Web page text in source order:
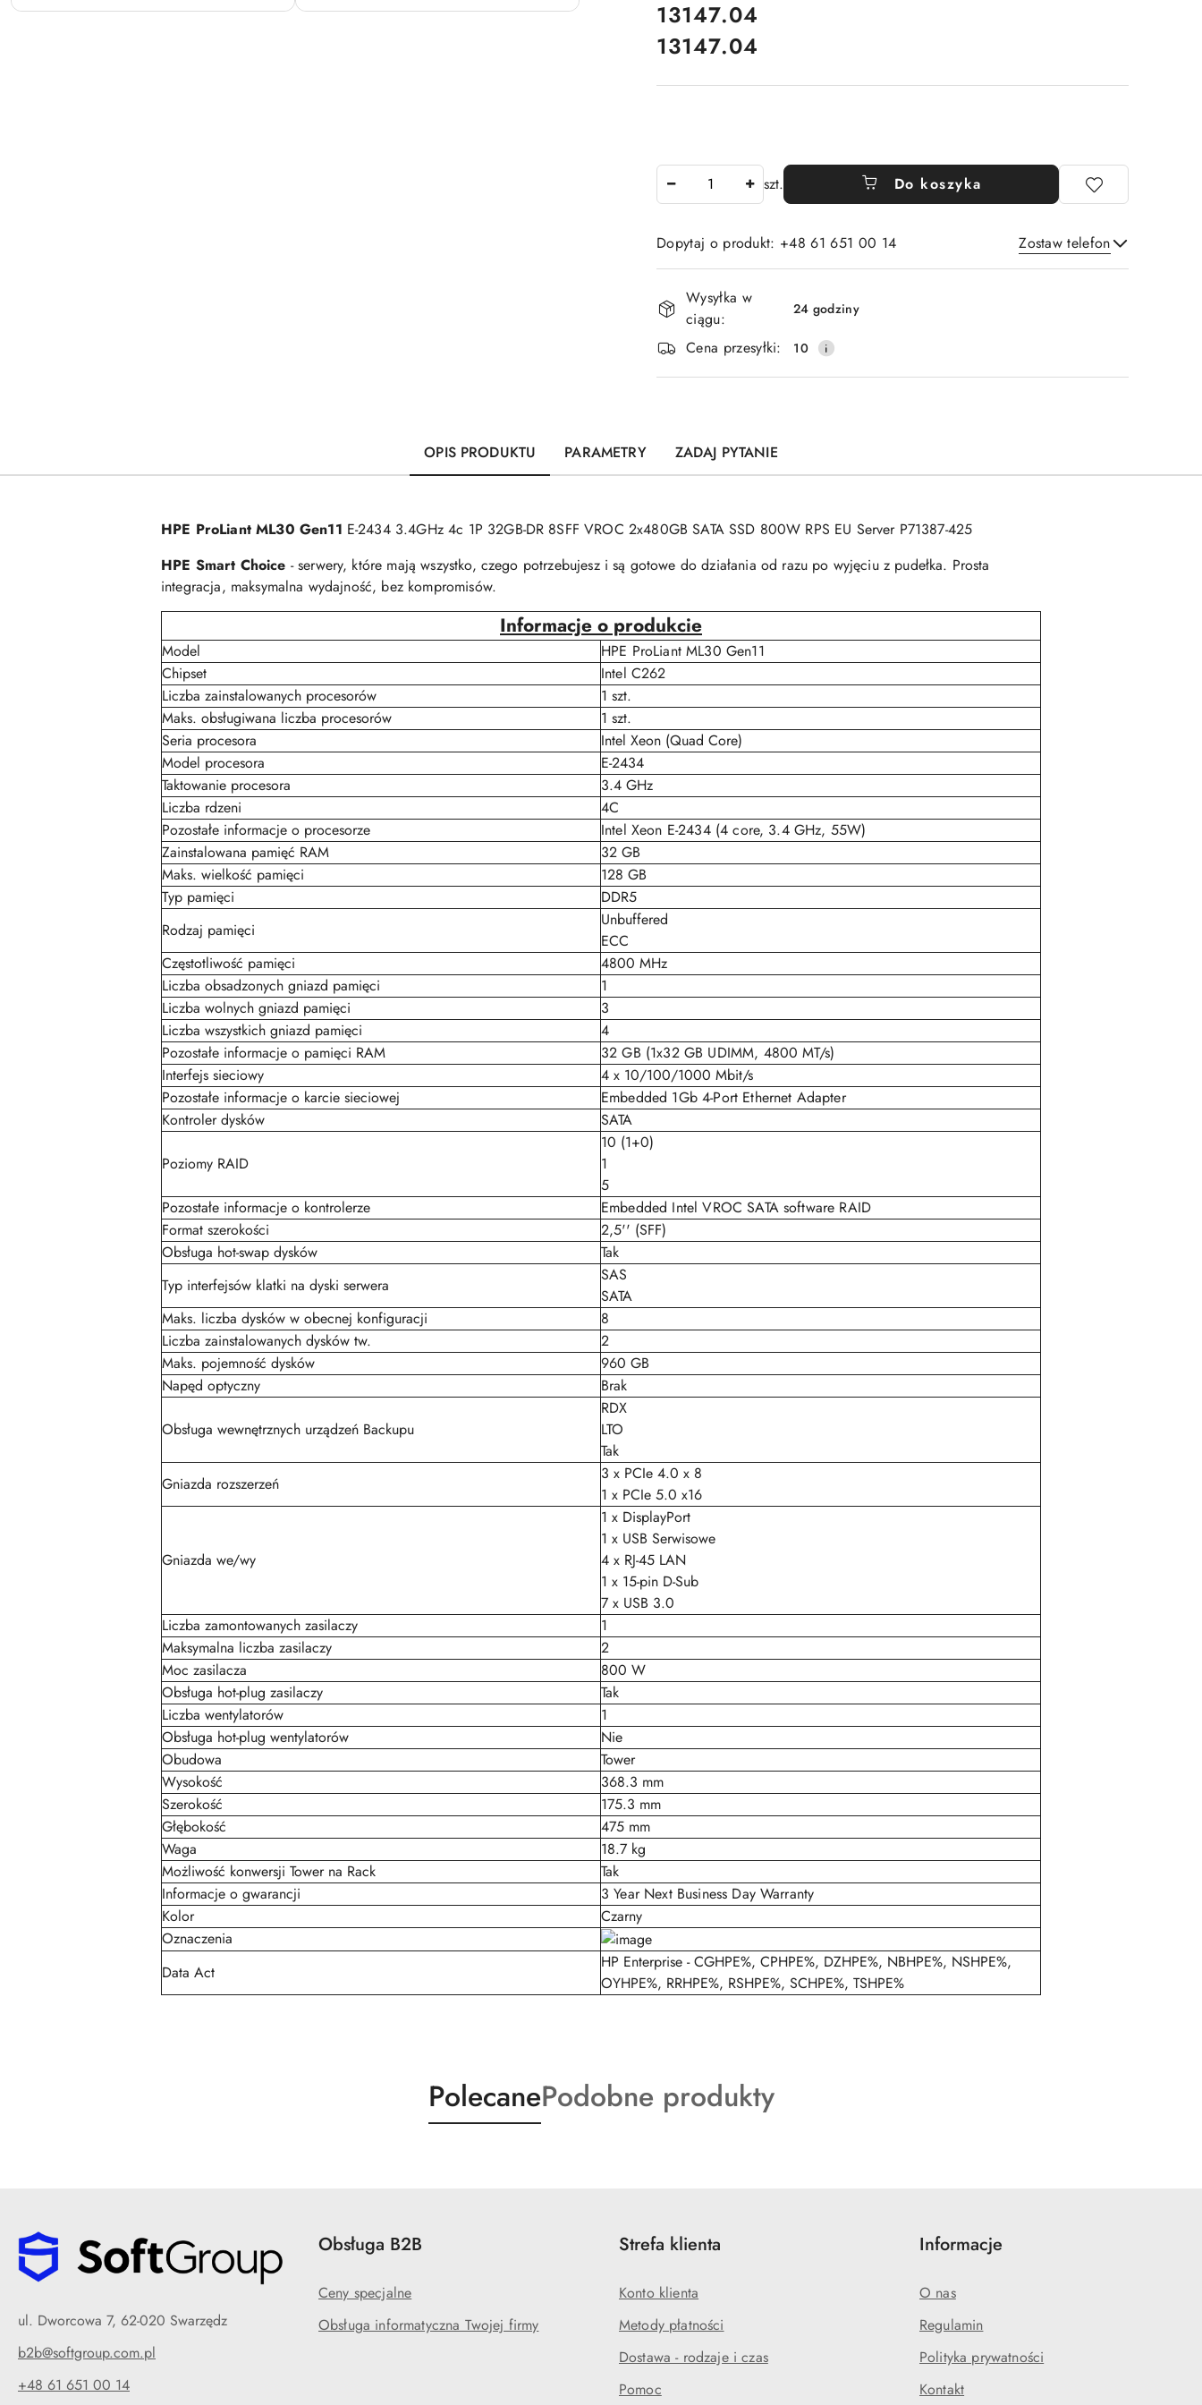
cena:
13147.04
Cena:
13147.04
szt. Do koszyka
Dopytaj o produkt: +48 61 651 00 14
Zostaw telefon
Wyślij
Dostępność
i
dostawa
Wysyłka w
ciągu:
24 godziny
Cena przesyłki: 10
OPIS PRODUKTU PARAMETRY ZADAJ PYTANIE
HPE ProLiant ML30 Gen11 E-2434 3.4GHz 4c 1P 32GB-DR 8SFF VROC 2x480GB SATA SSD 800W RPS EU Server P71387-425
HPE Smart Choice - serwery, które mają wszystko, czego potrzebujesz i są gotowe do działania od razu po wyjęciu z pudełka. Prosta
integracja, maksymalna wydajność, bez kompromisów.
Informacje o produkcie
Model
HPE ProLiant ML30 Gen11
Chipset
Intel C262
Liczba zainstalowanych procesorów
1 szt.
Maks. obsługiwana liczba procesorów
1 szt.
Seria procesora
Intel Xeon (Quad Core)
Model procesora
E-2434
Taktowanie procesora
3.4 GHz
Liczba rdzeni
4C
Pozostałe informacje o procesorze
Intel Xeon E-2434 (4 core, 3.4 GHz, 55W)
Zainstalowana pamięć RAM
32 GB
Maks. wielkość pamięci
128 GB
Typ pamięci
DDR5
Rodzaj pamięci
Unbuffered
ECC
Częstotliwość pamięci
4800 MHz
Liczba obsadzonych gniazd pamięci
1
Liczba wolnych gniazd pamięci
3
Liczba wszystkich gniazd pamięci
4
Pozostałe informacje o pamięci RAM
32 GB (1x32 GB UDIMM, 4800 MT/s)
Interfejs sieciowy
4 x 10/100/1000 Mbit/s
Pozostałe informacje o karcie sieciowej
Embedded 1Gb 4-Port Ethernet Adapter
Kontroler dysków
SATA
Poziomy RAID
10 (1+0)
1
5
Pozostałe informacje o kontrolerze
Embedded Intel VROC SATA software RAID
Format szerokości
2,5'' (SFF)
Obsługa hot-swap dysków
Tak
Typ interfejsów klatki na dyski serwera
SAS
SATA
Maks. liczba dysków w obecnej konfiguracji
8
Liczba zainstalowanych dysków tw.
2
Maks. pojemność dysków
960 GB
Napęd optyczny
Brak
Obsługa wewnętrznych urządzeń Backupu
RDX
LTO
Tak
Gniazda rozszerzeń
3 x PCIe 4.0 x 8
1 x PCIe 5.0 x16
Gniazda we/wy
1 x DisplayPort
1 x USB Serwisowe
4 x RJ-45 LAN
1 x 15-pin D-Sub
7 x USB 3.0
Liczba zamontowanych zasilaczy
1
Maksymalna liczba zasilaczy
2
Moc zasilacza
800 W
Obsługa hot-plug zasilaczy
Tak
Liczba wentylatorów
1
Obsługa hot-plug wentylatorów
Nie
Obudowa
Tower
Wysokość
368.3 mm
Szerokość
175.3 mm
Głębokość
475 mm
Waga
18.7 kg
Możliwość konwersji Tower na Rack
Tak
Informacje o gwarancji
3 Year Next Business Day Warranty
Kolor
Czarny
Oznaczenia
Data Act
HP Enterprise - CGHPE%, CPHPE%, DZHPE%, NBHPE%, NSHPE%,
OYHPE%, RRHPE%, RSHPE%, SCHPE%, TSHPE%
Produkty
o
PolecaneProdukty
o
Podobne produkty
ul. Dworcowa 7, 62-020 Swarzędz
b2b@softgroup.com.pl
+48 61 651 00 14
Obsługa B2B
Ceny specjalne
Obsługa informatyczna Twojej firmy
Strefa klienta
Konto klienta
Metody płatności
Dostawa - rodzaje i czas
Pomoc
Informacje
O nas
Regulamin
Polityka prywatności
Kontakt